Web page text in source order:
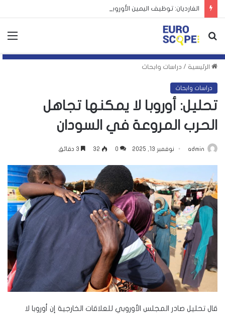
الغارديان: توظيف اليمين الأوروبي لأزمة سبتة يهدد بتكرارها
بحث
الرئيسية / دراسات وابحاث
دراسات وابحاث
تحليل: أوروبا لا يمكنها تجاهل
الحرب المروعة في السودان
admin نوفمبر 13, 2025 0
32
قال تحليل صادر المجلس الأوروبي للعلاقات الخارجية إن أوروبا لا